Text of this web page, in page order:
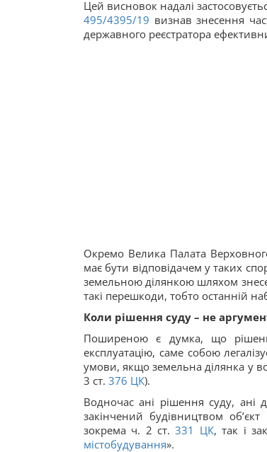
Цей висновок надалі
495/4395/19 визнав знесення
державного реєстратора
Окремо Велика Палата
має бути відповідачем у таких
земельною ділянкою шляхом
такі перешкоди, тобто останній
Коли рішення суду – не
Поширеною є думка, що
експлуатацію, саме собою
умови, якщо земельна ділянка у
3 ст. 376 ЦК).
Водночас ані рішення суду, ані
закінчений будівництвом
зокрема ч. 2 ст. 331 ЦК, так і
містобудування».